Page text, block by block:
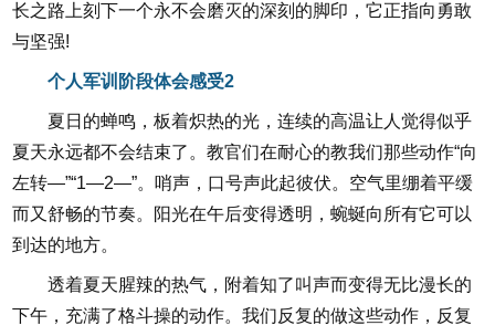
长之路上刻下一个永不会磨灭的深刻的脚印，它正指向勇敢
与坚强!
个人军训阶段体会感受2
夏日的蝉鸣，板着炽热的光，连续的高温让人觉得似乎
夏天永远都不会结束了。教官们在耐心的教我们那些动作“向
左转—”“1—2—”。哨声，口号声此起彼伏。空气里绷着平缓
而又舒畅的节奏。阳光在午后变得透明，蜿蜒向所有它可以
到达的地方。
透着夏天腥辣的热气，附着知了叫声而变得无比漫长的
下午，充满了格斗操的动作。我们反复的做这些动作，反复